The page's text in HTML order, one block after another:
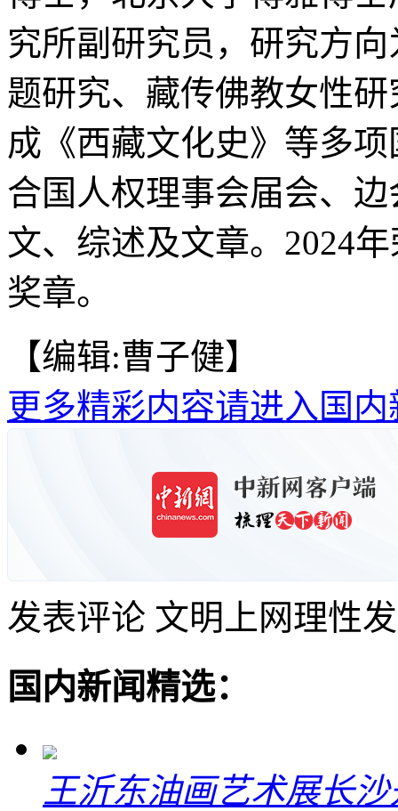
究所副研究员，研究方
题研究、藏传佛教女性
成《西藏文化史》等多
合国人权理事会届会、
文、综述及文章。2024
奖章。
【编辑:曹子健】
更多精彩内容请进入国内
发表评论 文明上网理性
国内新闻精选：
王沂东油画艺术展长